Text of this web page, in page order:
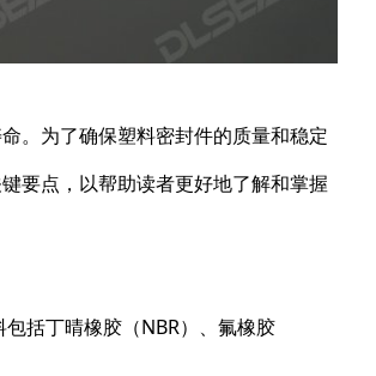
。为了确保塑料密封件的质量和稳定
要点，以帮助读者更好地了解和掌握
括丁晴橡胶（NBR）、氟橡胶